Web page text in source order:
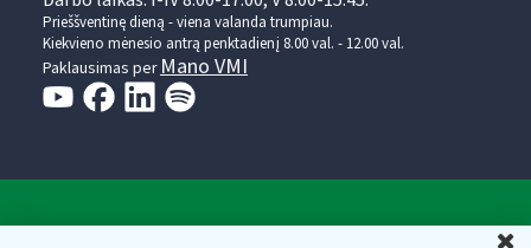
Prieššventinę dieną - viena valanda trumpiau.
Kiekvieno mėnesio antrą penktadienį 8.00 val. - 12.00 val.
Paklausimas per Mano VMI